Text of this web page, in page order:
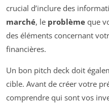
crucial d’inclure des
marché, le problème que
des éléments concernant
financières.
Un bon pitch deck doit
cible. Avant de créer votre
comprendre qui sont vos